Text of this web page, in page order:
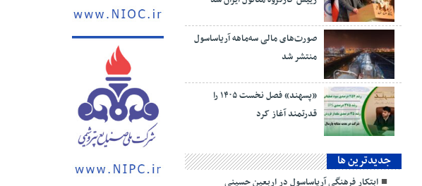
صورت‌های مالی سه‌ماهه آریاساسول
منتشر شد
«پسهند» فصل نخست ۱۴۰۵ را
قدرتمند آغاز کرد
جديدترين ها
ابتکار فرهنگی آریاساسول در اربعین حسینی